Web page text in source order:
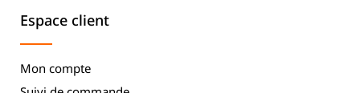
Espace client
Mon compte